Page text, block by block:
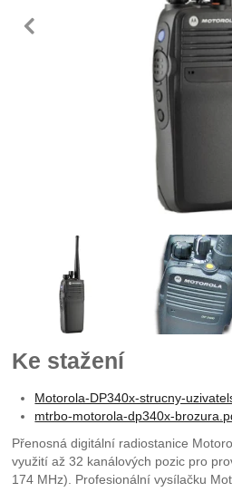
Fotografie
Ke stažení
Motorola-DP340x-strucny-
mtrbo-motorola-dp340x-
Přenosná digitální radiostanice
využití až 32 kanálových pozic pro
174 MHz). Profesionální vysílačku